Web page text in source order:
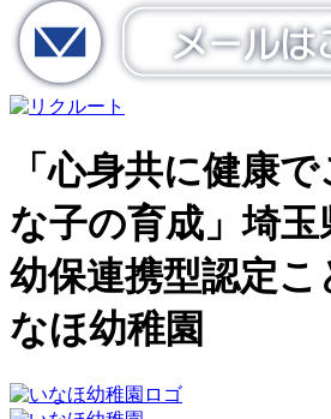
「心身共に健康
な子の育成」埼
幼保連携型認定
なほ幼稚園